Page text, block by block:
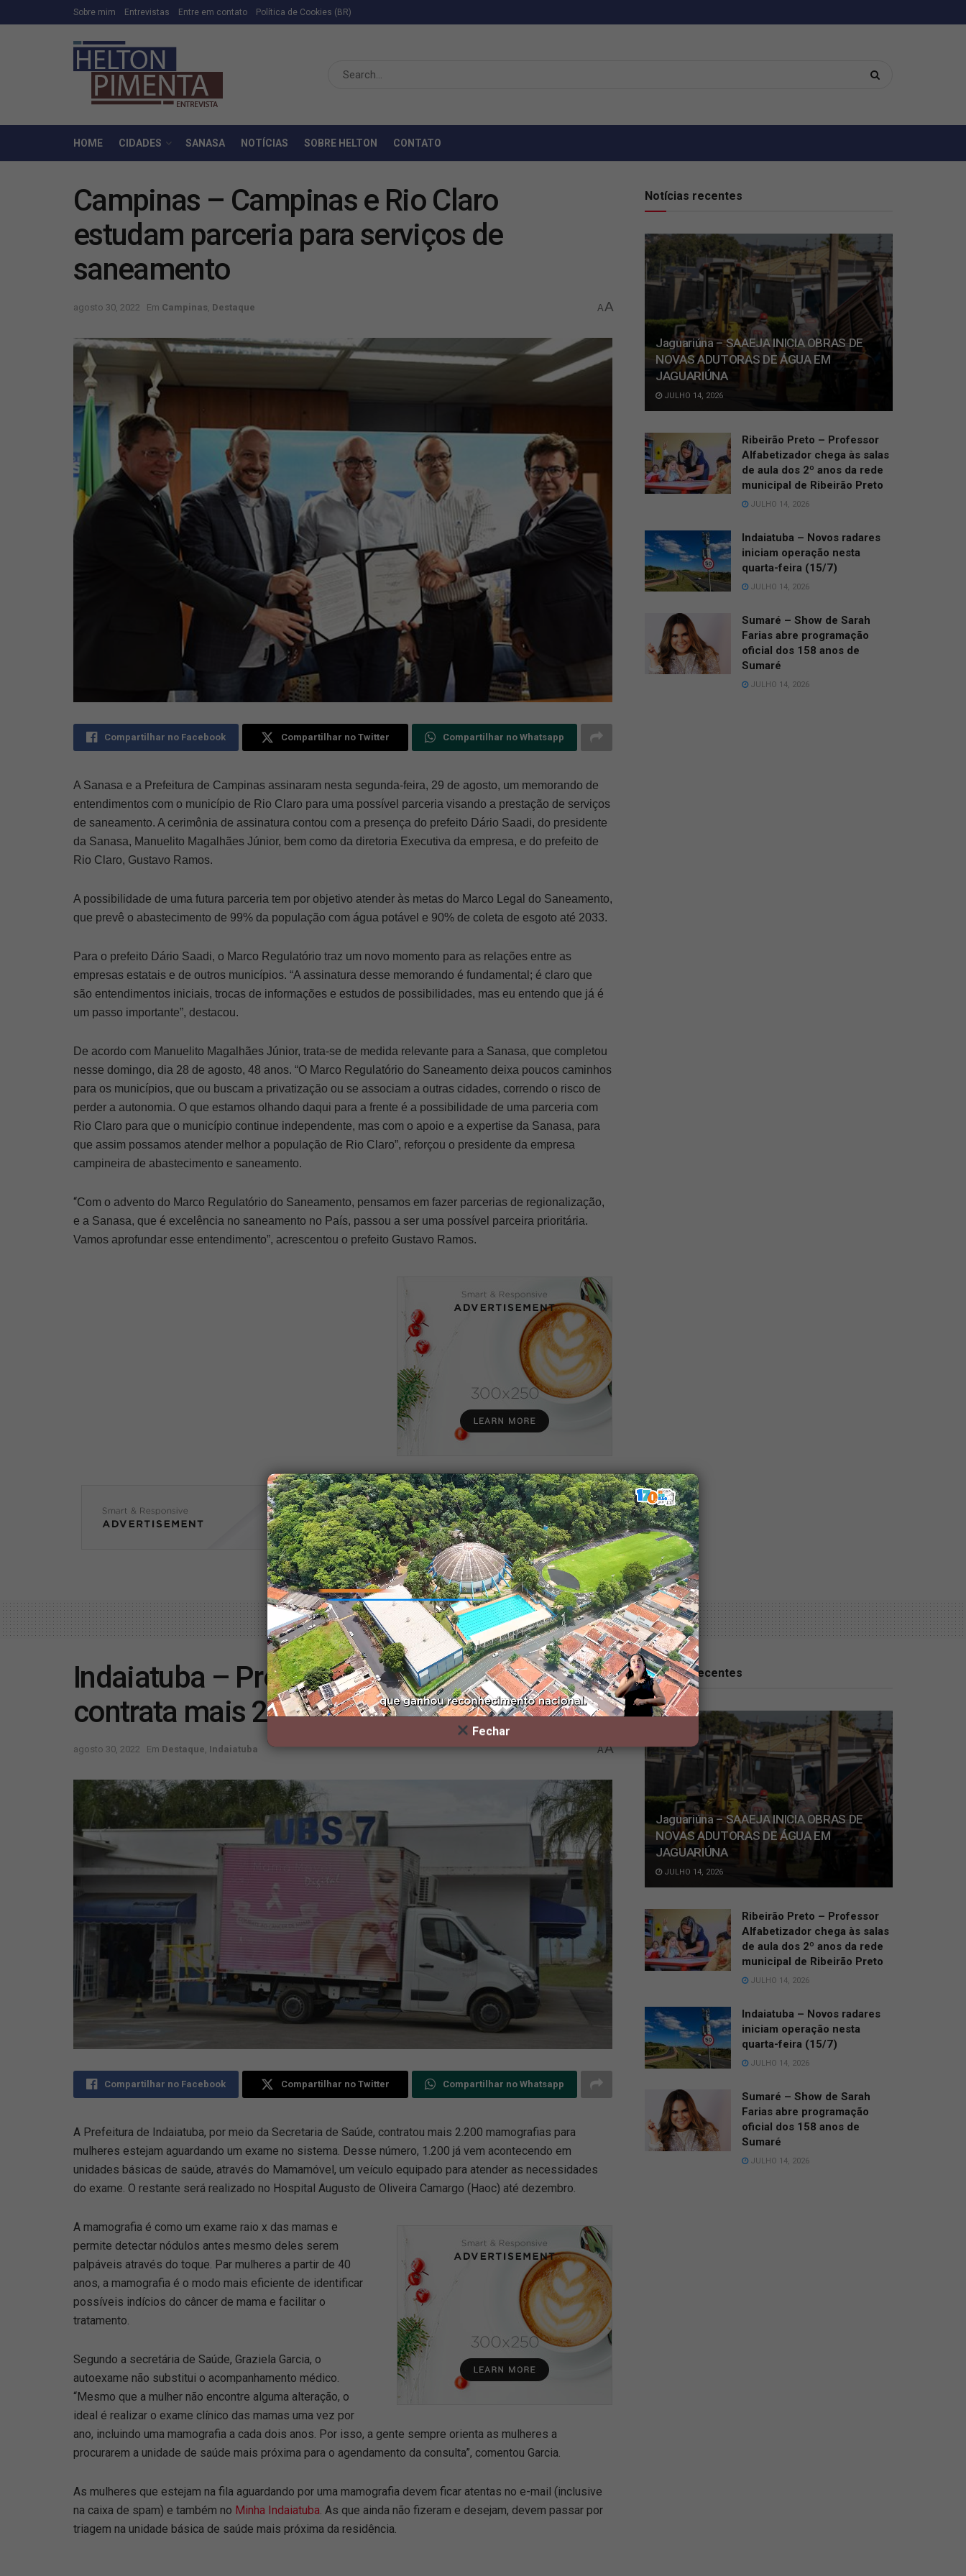
Fechar
Sobre mim Entrevistas Entre em contato Política de Cookies (BR)
HOME CIDADES SANASA NOTÍCIAS SOBRE HELTON CONTATO
Campinas – Campinas e Rio Claro
estudam parceria para serviços de
saneamento
agosto 30, 2022 Em Campinas Destaque A A
Compartilhar no Facebook Compartilhar no Twitter Compartilhar no Whatsapp
A Sanasa e a Prefeitura de Campinas assinaram nesta segunda-feira, 29 de agosto, um memorando de
entendimentos com o município de Rio Claro para uma possível parceria visando a prestação de serviços
de saneamento. A cerimônia de assinatura contou com a presença do prefeito Dário Saadi, do presidente
da Sanasa, Manuelito Magalhães Júnior, bem como da diretoria Executiva da empresa, e do prefeito de
Rio Claro, Gustavo Ramos.
A possibilidade de uma futura parceria tem por objetivo atender às metas do Marco Legal do Saneamento,
que prevê o abastecimento de 99% da população com água potável e 90% de coleta de esgoto até 2033.
Para o prefeito Dário Saadi, o Marco Regulatório traz um novo momento para as relações entre as
empresas estatais e de outros municípios. “A assinatura desse memorando é fundamental; é claro que
são entendimentos iniciais, trocas de informações e estudos de possibilidades, mas eu entendo que já é
um passo importante”, destacou.
De acordo com Manuelito Magalhães Júnior, trata-se de medida relevante para a Sanasa, que completou
nesse domingo, dia 28 de agosto, 48 anos. “O Marco Regulatório do Saneamento deixa poucos caminhos
para os municípios, que ou buscam a privatização ou se associam a outras cidades, correndo o risco de
perder a autonomia. O que estamos olhando daqui para a frente é a possibilidade de uma parceria com
Rio Claro para que o município continue independente, mas com o apoio e a expertise da Sanasa, para
que assim possamos atender melhor a população de Rio Claro”, reforçou o presidente da empresa
campineira de abastecimento e saneamento.
“Com o advento do Marco Regulatório do Saneamento, pensamos em fazer parcerias de regionalização,
e a Sanasa, que é excelência no saneamento no País, passou a ser uma possível parceira prioritária.
Vamos aprofundar esse entendimento”, acrescentou o prefeito Gustavo Ramos.
Notícias recentes
Jaguariúna – SAAEJA INICIA OBRAS DE
NOVAS ADUTORAS DE ÁGUA EM
JAGUARIÚNA
JULHO 14, 2026
Ribeirão Preto – Professor
Alfabetizador chega às salas
de aula dos 2º anos da rede
municipal de Ribeirão Preto
JULHO 14, 2026
Indaiatuba – Novos radares
iniciam operação nesta
quarta-feira (15/7)
JULHO 14, 2026
Sumaré – Show de Sarah
Farias abre programação
oficial dos 158 anos de
Sumaré
JULHO 14, 2026
Indaiatuba – Prefeitura de Indaiatuba
contrata mais 2.200 mamografias
agosto 30, 2022 Em Destaque, Indaiatuba AA
Compartilhar no Facebook Compartilhar no Twitter Compartilhar no Whatsapp
A Prefeitura de Indaiatuba, por meio da Secretaria de Saúde, contratou mais 2.200 mamografias para
mulheres estejam aguardando um exame no sistema. Desse número, 1.200 já vem acontecendo em
unidades básicas de saúde, através do Mamamóvel, um veículo equipado para atender as necessidades
do exame. O restante será realizado no Hospital Augusto de Oliveira Camargo (Haoc) até dezembro.
A mamografia é como um exame raio x das mamas e
permite detectar nódulos antes mesmo deles serem
palpáveis através do toque. Par mulheres a partir de 40
anos, a mamografia é o modo mais eficiente de identificar
possíveis indícios do câncer de mama e facilitar o
tratamento.
Segundo a secretária de Saúde, Graziela Garcia, o
autoexame não substitui o acompanhamento médico.
“Mesmo que a mulher não encontre alguma alteração, o
ideal é realizar o exame clínico das mamas uma vez por
ano, incluindo uma mamografia a cada dois anos. Por isso, a gente sempre orienta as mulheres a
procurarem a unidade de saúde mais próxima para o agendamento da consulta”, comentou Garcia.
As mulheres que estejam na fila aguardando por uma mamografia devem ficar atentas no e-mail (inclusive
na caixa de spam) e também no Minha Indaiatuba. As que ainda não fizeram e desejam, devem passar por
triagem na unidade básica de saúde mais próxima da residência.
Notícias recentes
Jaguariúna – SAAEJA INICIA OBRAS DE
NOVAS ADUTORAS DE ÁGUA EM
JAGUARIÚNA
JULHO 14, 2026
Ribeirão Preto – Professor
Alfabetizador chega às salas
de aula dos 2º anos da rede
municipal de Ribeirão Preto
JULHO 14, 2026
Indaiatuba – Novos radares
iniciam operação nesta
quarta-feira (15/7)
JULHO 14, 2026
Sumaré – Show de Sarah
Farias abre programação
oficial dos 158 anos de
Sumaré
JULHO 14, 2026